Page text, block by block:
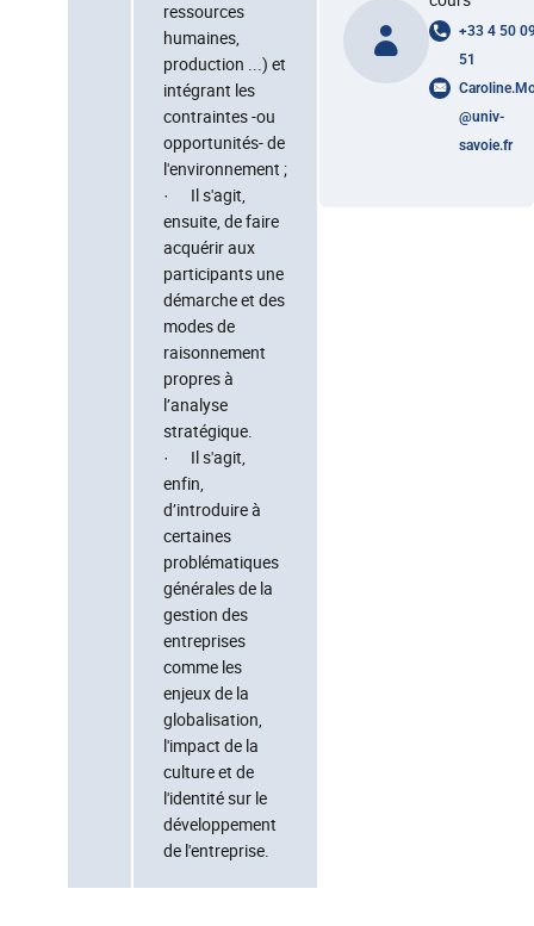
ressources
humaines,
production ...) et
intégrant les
contraintes -ou
opportunités- de
l'environnement ;
· Il s'agit,
ensuite, de faire
acquérir aux
participants une
démarche et des
modes de
raisonnement
propres à
l’analyse
stratégique.
· Il s'agit,
enfin,
d’introduire à
certaines
problématiques
générales de la
gestion des
entreprises
comme les
enjeux de la
globalisation,
l'impact de la
culture et de
l'identité sur le
développement
de l'entreprise.
+33 4 50
51
@univ-
savoie.fr